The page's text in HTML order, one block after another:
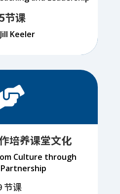
节课
Keeler
培养课堂文化
Culture through
节课